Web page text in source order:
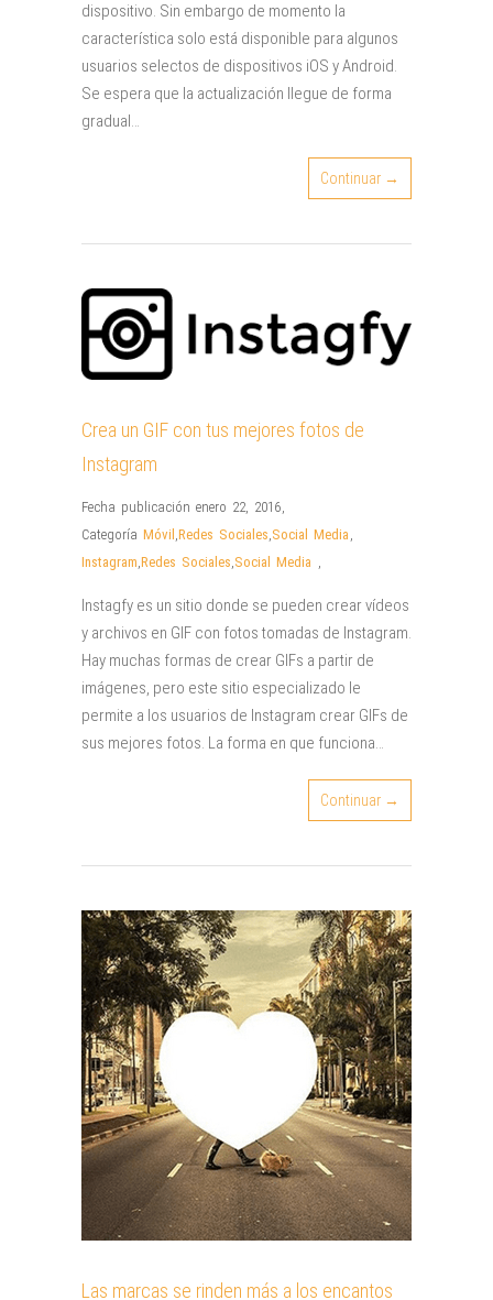
dispositivo. Sin embargo de momento la
característica solo está disponible para algunos
usuarios selectos de dispositivos iOS y Android.
Se espera que la actualización llegue de forma
gradual…
Continuar →
Crea un GIF con tus mejores fotos de
Instagram
Fecha publicación enero 22, 2016,
Categoría Móvil ,Redes Sociales,Social Media ,
Instagram,Redes Sociales,Social Media ,
Instagfy es un sitio donde se pueden crear vídeos
y archivos en GIF con fotos tomadas de Instagram.
Hay muchas formas de crear GIFs a partir de
imágenes, pero este sitio especializado le
permite a los usuarios de Instagram crear GIFs de
sus mejores fotos. La forma en que funciona…
Continuar →
Las marcas se rinden más a los encantos